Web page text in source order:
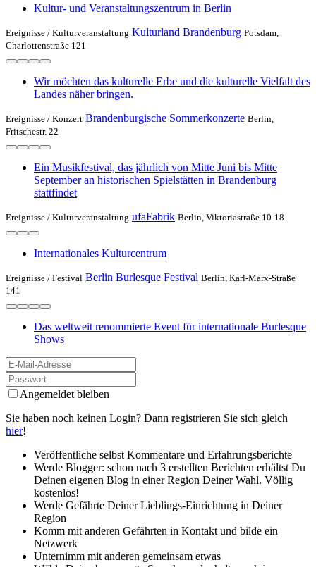
Kultur- und Veranstaltungszentrum in Berlin
Ereignisse / Kulturveranstaltung Kulturland Brandenburg Potsdam,
Charlottenstraße 121
Wir möchten das kulturelle Erbe und die kulturelle Vielfalt des
Landes näher bringen.
Ereignisse / Konzert Brandenburgische Sommerkonzerte Berlin,
Fritschestr. 22
Ein Musikfestival, das jährlich von Mitte Juni bis Mitte
September an historischen Spielstätten in Brandenburg
stattfindet
Ereignisse / Kulturveranstaltung ufaFabrik Berlin, Viktoriastraße 10-18
Internationales Kulturcentrum
Ereignisse / Festival Berlin Burlesque Festival Berlin, Karl-Marx-Straße
141
Das weltweit renommierte Event für internationale Burlesque
Shows
Angemeldet bleiben
Sie haben noch keinen Login? Dann registrieren Sie sich gleich
hier!
Veröffentliche selbst Kommentare und Erfahrungsberichte
Werde Blogger: schon nach 3 erstellten Berichten erhältst Du
Deinen eigenen Blog in einer Region Deiner Wahl. Völlig
kostenlos!
Werde Gefährte Deiner Lieblings-Einrichtung in Deiner
Region
Komm mit anderen Gefährten in Kontakt und bilde ein
Netzwerk
Unternimm mit anderen gemeinsam etwas